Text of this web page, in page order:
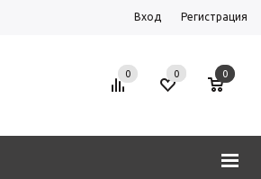
Вход Регистрация
0 0 0